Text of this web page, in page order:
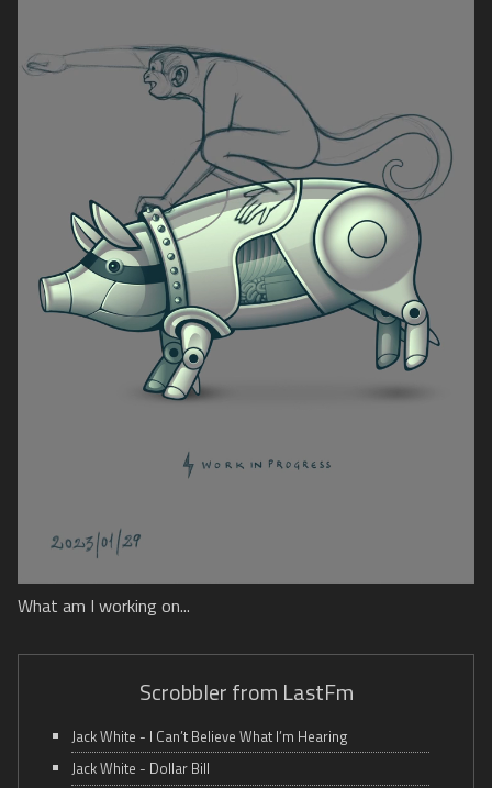
What am I working on...
Scrobbler from LastFm
Jack White - I Can’t Believe What I’m Hearing
Jack White - Dollar Bill